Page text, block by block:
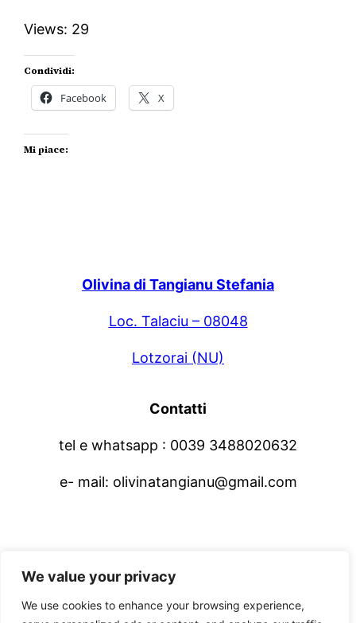
We value your privacy
We use cookies to enhance your browsing experience,
Views: 29
Condividi:
Facebook X
Mi piace:
Olivina di Tangianu Stefania
Loc. Talaciu – 08048
Lotzorai (NU)
Contatti
tel e whatsapp : 0039 3488020632
e- mail: olivinatangianu@gmail.com
Olivina – Extravirgin Olive oil